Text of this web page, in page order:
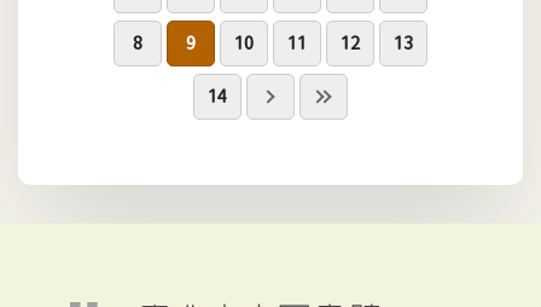
8 9 10 11 12 13
14